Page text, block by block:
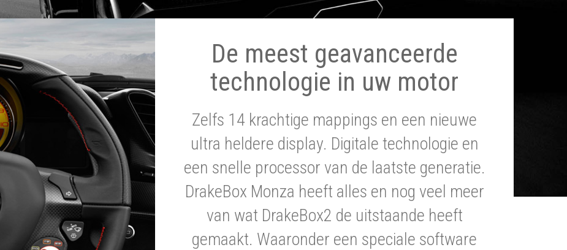
De meest geavanceerde
technologie in uw motor
Zelfs 14 krachtige mappings en een nieuwe
ultra heldere display. Digitale technologie en
een snelle processor van de laatste generatie.
DrakeBox Monza heeft alles en nog veel meer
van wat DrakeBox2 de uitstaande heeft
gemaakt. Waaronder een speciale software